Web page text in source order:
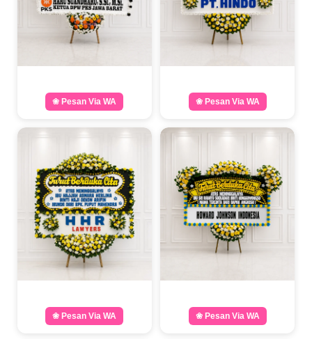
❀ Pesan Via WA ❀ Pesan Via WA
❀ Pesan Via WA ❀ Pesan Via WA